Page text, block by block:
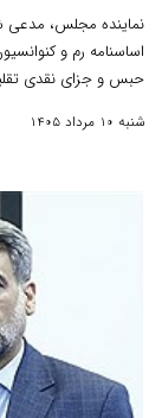
نماینده مجلس، مدعی
اساسنامه رم و
حبس و جزای نقدی
شنبه 10 مرداد 1405